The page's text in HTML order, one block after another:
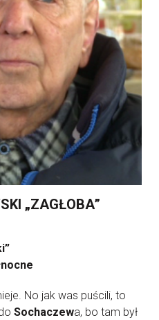
„ZAGŁOBA”
No jak was puścili, to
Sochaczewa, bo tam był